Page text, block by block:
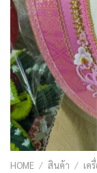
HOME / สินค้า / เค